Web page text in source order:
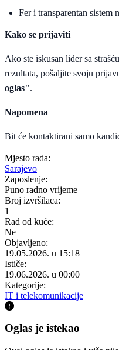
Fer i transparentan sistem
Kako se prijaviti
Ako ste iskusan lider sa
rezultata, pošaljite svoju
oglas".
Napomena
Bit će kontaktirani samo
Mjesto rada:
Sarajevo
Zaposlenje:
Puno radno vrijeme
Broj izvršilaca:
1
Rad od kuće:
Ne
Objavljeno:
19.05.2026. u 15:18
Ističe:
19.06.2026. u 00:00
Kategorije:
IT i telekomunikacije
Oglas je istekao